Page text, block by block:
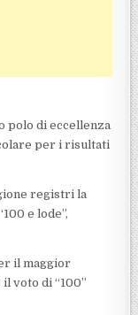
polo di eccellenza
per i risultati
registri la
e lode”,
il maggior
voto di “100”